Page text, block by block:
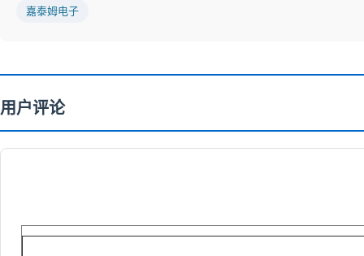
嘉泰姆电子
用户评论